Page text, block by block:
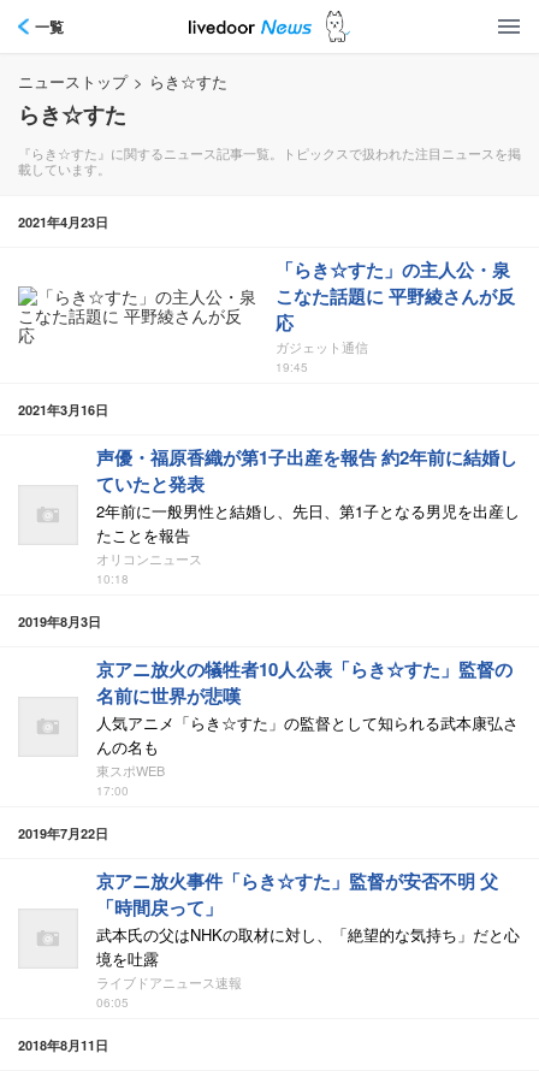
一覧
ニューストップ > らき☆すた
らき☆すた
『らき☆すた』に関するニュース記事一覧。トピックスで扱われた注目ニュースを掲
載しています。
2021年4月23日
「らき☆すた」の主人公・泉
こなた話題に 平野綾さんが反
応
ガジェット通信
19:45
2021年3月16日
声優・福原香織が第1子出産を報告 約2年前に結婚し
ていたと発表
2年前に一般男性と結婚し、先日、第1子となる男児を出産し
たことを報告
オリコンニュース
10:18
2019年8月3日
京アニ放火の犠牲者10人公表「らき☆すた」監督の
名前に世界が悲嘆
人気アニメ「らき☆すた」の監督として知られる武本康弘さ
んの名も
東スポWEB
17:00
2019年7月22日
京アニ放火事件「らき☆すた」監督が安否不明 父
「時間戻って」
武本氏の父はNHKの取材に対し、「絶望的な気持ち」だと心
境を吐露
ライブドアニュース速報
06:05
2018年8月11日